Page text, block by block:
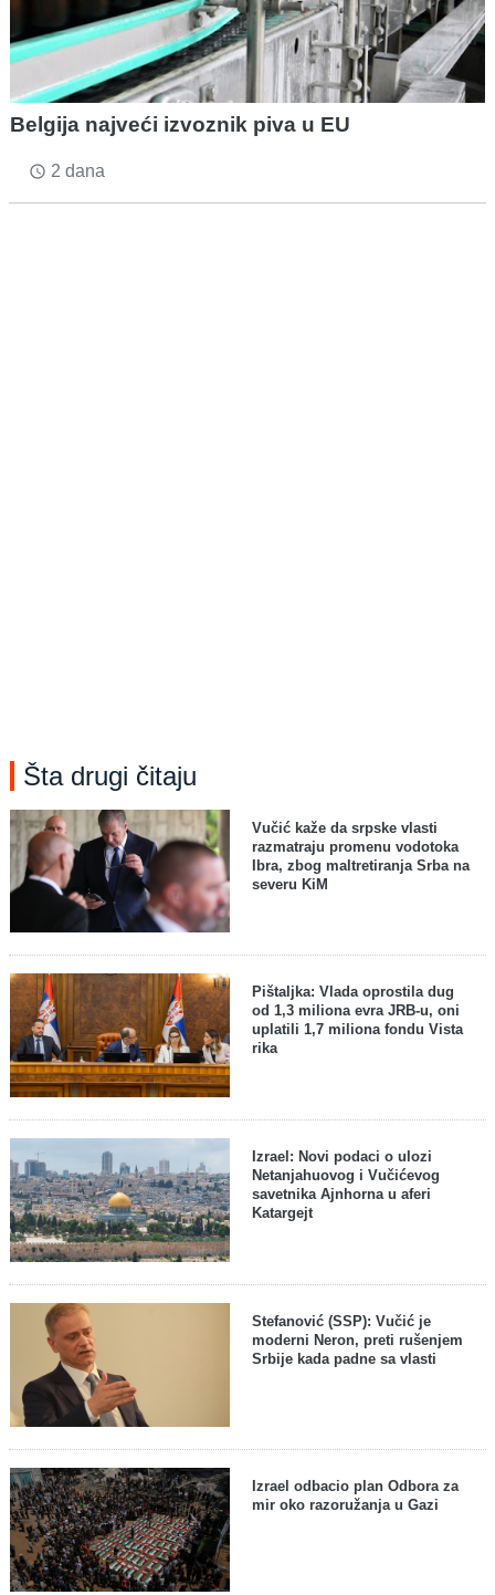
Belgija najveći izvoznik piva u EU
access_time 2 dana
Šta drugi čitaju
Vučić kaže da srpske vlasti
razmatraju promenu vodotoka
Ibra, zbog maltretiranja Srba na
severu KiM
Pištaljka: Vlada oprostila dug
od 1,3 miliona evra JRB-u, oni
uplatili 1,7 miliona fondu Vista
rika
Izrael: Novi podaci o ulozi
Netanjahuovog i Vučićevog
savetnika Ajnhorna u aferi
Katargejt
Stefanović (SSP): Vučić je
moderni Neron, preti rušenjem
Srbije kada padne sa vlasti
Izrael odbacio plan Odbora za
mir oko razoružanja u Gazi